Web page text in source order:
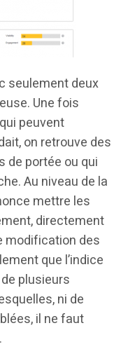
seulement deux
Une fois
peuvent
on retrouve des
de portée ou qui
Au niveau de la
mettre les
directement
modification des
que l’indice
plusieurs
ni de
il ne faut